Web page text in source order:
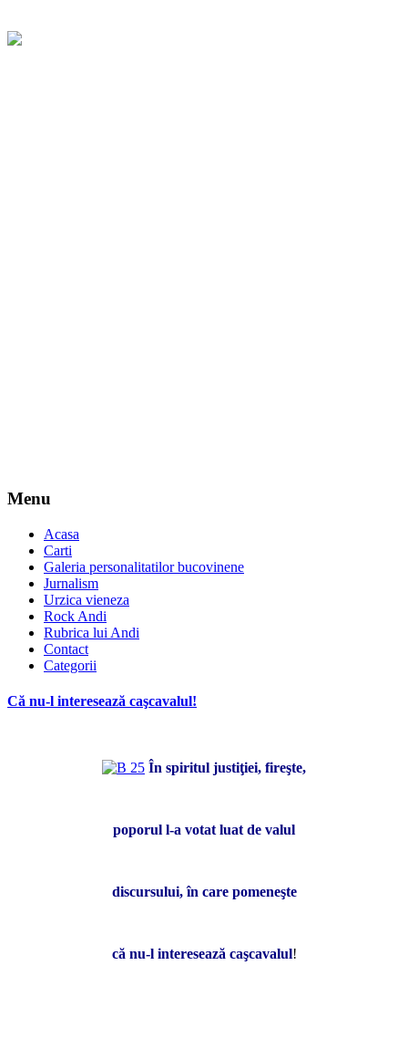
Menu
Acasa
Carti
Galeria personalitatilor bucovinene
Jurnalism
Urzica vieneza
Rock Andi
Rubrica lui Andi
Contact
Categorii
Că nu-l interesează caşcavalul!
În spiritul justiţiei, fireşte,
poporul l-a votat luat de valul
discursului, în care pomeneşte
că nu-l interesează caşcavalul!